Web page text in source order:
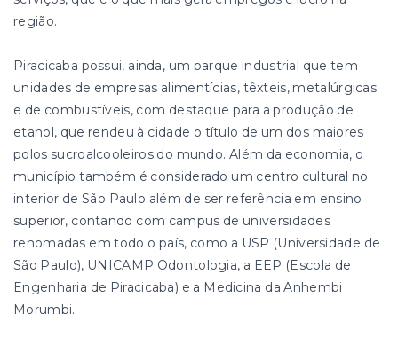
região.
Piracicaba possui, ainda, um parque industrial que tem
unidades de empresas alimentícias, têxteis, metalúrgicas
e de combustíveis, com destaque para a produção de
etanol, que rendeu à cidade o título de um dos maiores
polos sucroalcooleiros do mundo. Além da economia, o
município também é considerado um centro cultural no
interior de São Paulo além de ser referência em ensino
superior, contando com campus de universidades
renomadas em todo o país, como a USP (Universidade de
São Paulo), UNICAMP Odontologia, a EEP (Escola de
Engenharia de Piracicaba) e a Medicina da Anhembi
Morumbi.